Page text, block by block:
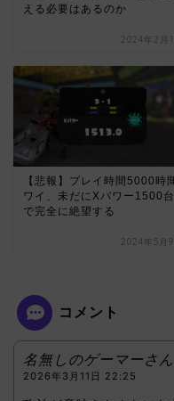
える必要はあるのか
2024年2月1
【悲報】プレイ時間5000時
ワイ、未だにXパワー1500台
で完全に絶望する
2024年5月9
コメント
名無しのゲーマーさん
2026年3月11日 22:25